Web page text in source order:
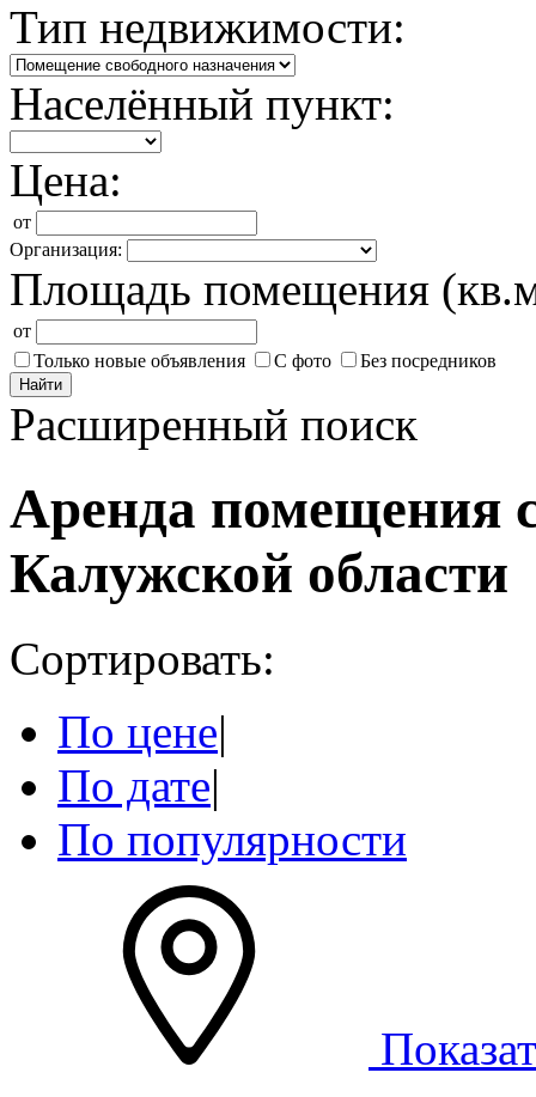
Тип недвижимости:
Населённый пункт:
Цена:
от
Организация:
Площадь помещения
от
Только новые объявления
С фото Без посредников
Найти
Расширенный поиск
Аренда помещения
Калужской области
Сортировать:
По цене|
По дате|
По популярности